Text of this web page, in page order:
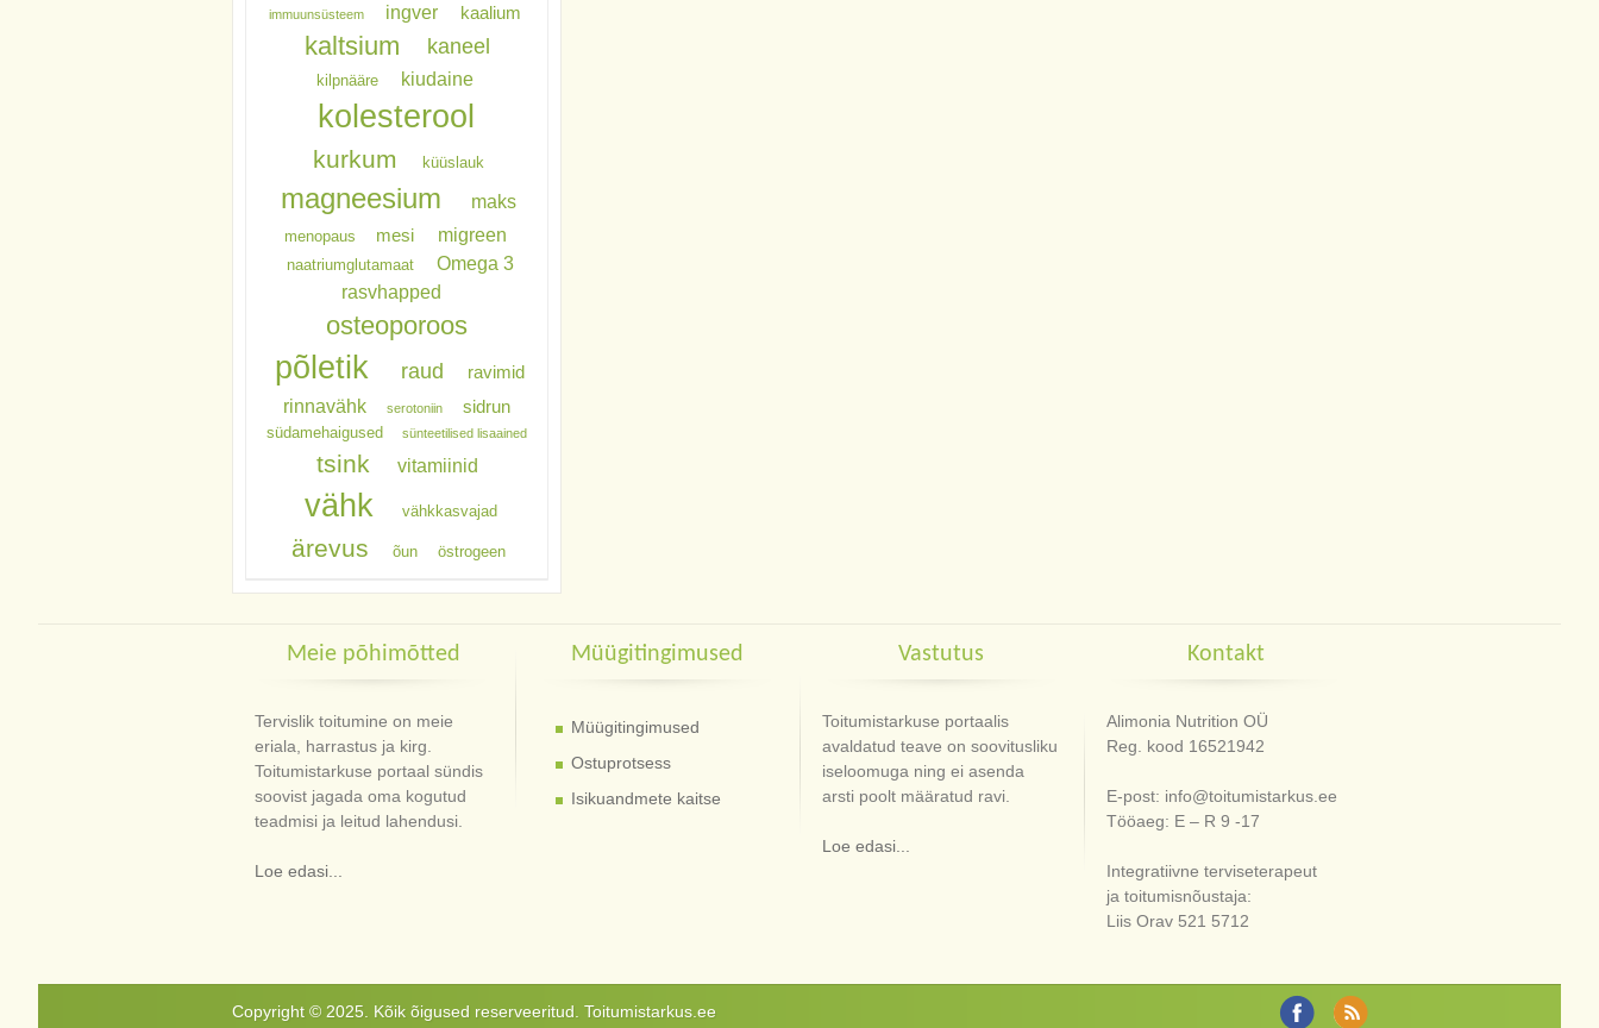
immuunsüsteem ingver kaalium
kaltsium kaneel
kilpnääre kiudaine
kolesterool
kurkum küüslauk
magneesium maks
menopaus mesi migreen
naatriumglutamaat
Omega 3
rasvhapped
osteoporoos
põletik raud ravimid
rinnavähk serotoniin sidrun
südamehaigused sünteetilised lisaained
tsink vitamiinid
vähk vähkkasvajad
ärevus õun östrogeen
Meie põhimõtted
Tervislik toitumine on meie
eriala, harrastus ja kirg.
Toitumistarkuse portaal sündis
soovist jagada oma kogutud
teadmisi ja leitud lahendusi.
Loe edasi...
Müügitingimused
Müügitingimused
Ostuprotsess
Isikuandmete kaitse
Vastutus
Toitumistarkuse portaalis
avaldatud teave on soovitusliku
iseloomuga ning ei asenda
arsti poolt määratud ravi.
Loe edasi...
Kontakt
Alimonia Nutrition OÜ
Reg. kood 16521942
E-post: info@toitumistarkus.ee
Tööaeg: E – R 9 -17
Integratiivne terviseterapeut
ja toitumisnõustaja:
Liis Orav 521 5712
Copyright © 2025. Kõik õigused reserveeritud. Toitumistarkus.ee